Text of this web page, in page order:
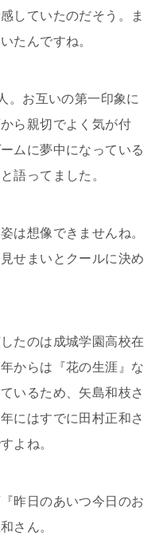
していたのだそう。ま
たんですね。
。お互いの第一印象に
ら親切でよく気が付
ムに夢中になっている
語ってました。
は想像できませんね。
せまいとクールに決め
たのは成城学園高校在
からは『花の生涯』な
いるため、矢島和枝さ
にはすでに田村正和さ
よね。
昨日のあいつ今日のお
さん。